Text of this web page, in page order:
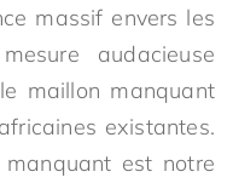
massif envers les
audacieuse
maillon manquant
existantes.
manquant est notre